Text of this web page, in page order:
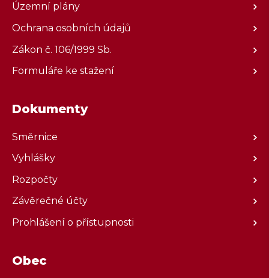
Územní plány
Ochrana osobních údajů
Zákon č. 106/1999 Sb.
Formuláře ke stažení
Dokumenty
Směrnice
Vyhlášky
Rozpočty
Závěrečné účty
Prohlášení o přístupnosti
Obec